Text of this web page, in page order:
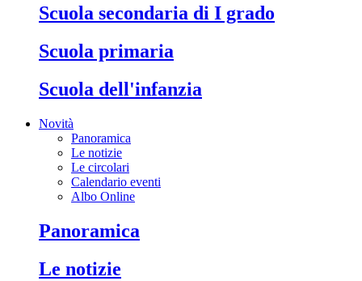
Scuola secondaria di I grado
Scuola primaria
Scuola dell'infanzia
Novità
Panoramica
Le notizie
Le circolari
Calendario eventi
Albo Online
Panoramica
Le notizie